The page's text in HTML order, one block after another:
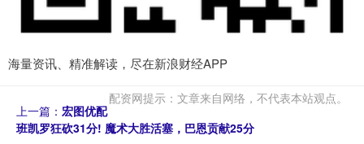
海量资讯、精准解读，尽在新浪财经APP
配资网提示：文章来自网络，不代表本站观点。
上一篇： 宏图优配
班凯罗狂砍31分! 魔术大胜活塞，巴恩贡献25分